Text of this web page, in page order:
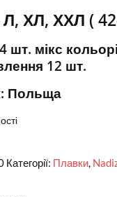
Л, ХЛ, ХХЛ (
шт. мікс
12 шт.
Польща
Категорії: Плавки,